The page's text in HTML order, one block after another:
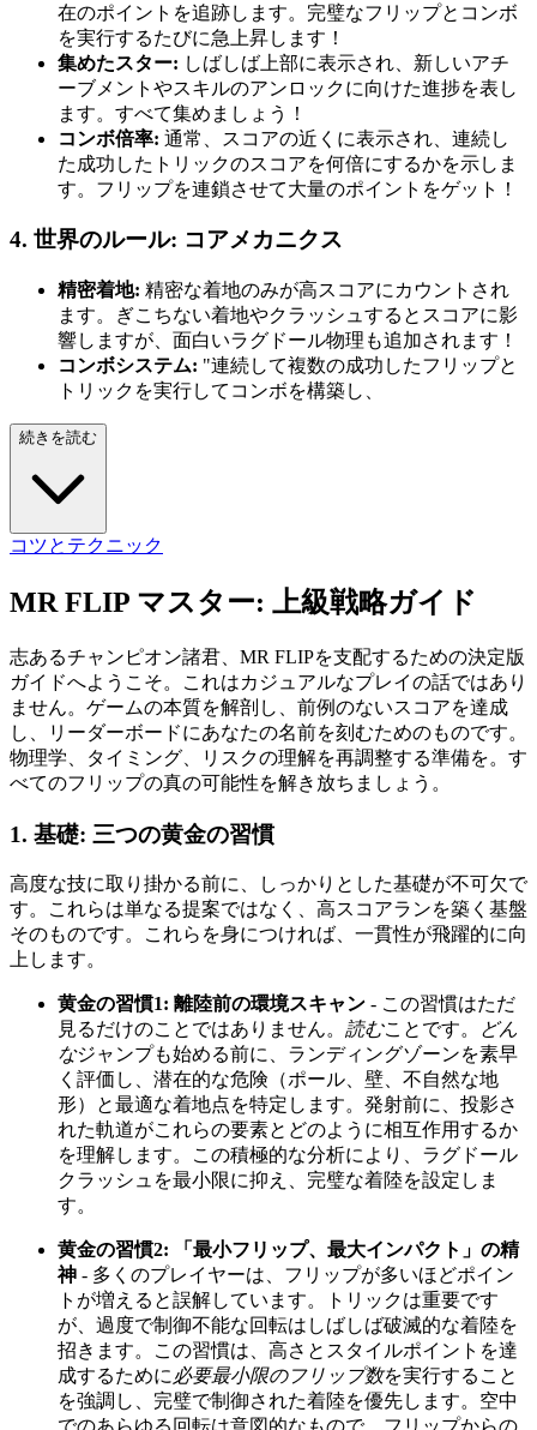
在のポイントを追跡します。完璧なフリップとコンボ
を実行するたびに急上昇します！
集めたスター: しばしば上部に表示され、新しいアチ
ーブメントやスキルのアンロックに向けた進捗を表し
ます。すべて集めましょう！
コンボ倍率: 通常、スコアの近くに表示され、連続し
た成功したトリックのスコアを何倍にするかを示しま
す。フリップを連鎖させて大量のポイントをゲット！
4. 世界のルール: コアメカニクス
精密着地: 精密な着地のみが高スコアにカウントされ
ます。ぎこちない着地やクラッシュするとスコアに影
響しますが、面白いラグドール物理も追加されます！
コンボシステム: "連続して複数の成功したフリップと
トリックを実行してコンボを構築し、
続きを読む
コツとテクニック
MR FLIP マスター: 上級戦略ガイド
志あるチャンピオン諸君、MR FLIPを支配するための決定版
ガイドへようこそ。これはカジュアルなプレイの話ではあり
ません。ゲームの本質を解剖し、前例のないスコアを達成
し、リーダーボードにあなたの名前を刻むためのものです。
物理学、タイミング、リスクの理解を再調整する準備を。す
べてのフリップの真の可能性を解き放ちましょう。
1. 基礎: 三つの黄金の習慣
高度な技に取り掛かる前に、しっかりとした基礎が不可欠で
す。これらは単なる提案ではなく、高スコアランを築く基盤
そのものです。これらを身につければ、一貫性が飛躍的に向
上します。
黄金の習慣1: 離陸前の環境スキャン - この習慣はただ
見るだけのことではありません。 読むことです。
どん
なジャンプも始める前に、ランディングゾーンを素早
く評価し、潜在的な危険（ポール、壁、不自然な地
形）と最適な着地点を特定します。発射前に、投影さ
れた軌道がこれらの要素とどのように相互作用するか
を理解します。この積極的な分析により、ラグドール
クラッシュを最小限に抑え、完璧な着陸を設定しま
す。
黄金の習慣2: 「最小フリップ、最大インパクト」の精
神 - 多くのプレイヤーは、フリップが多いほどポイン
トが増えると誤解しています。トリックは重要です
が、過度で制御不能な回転はしばしば破滅的な着陸を
招きます。この習慣は、高さとスタイルポイントを達
成するために 必要最小限のフリップ数を実行すること
を強調し、完璧で制御された着陸を優先します。空中